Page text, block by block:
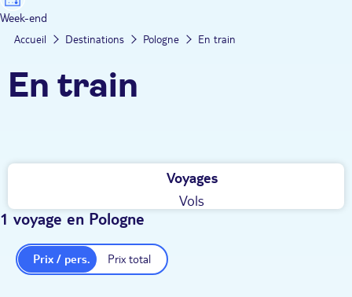
Week-end
Accueil Destinations Pologne En train
En train
Voyages
Vols
1 voyage en Pologne
Prix total
Prix / pers.